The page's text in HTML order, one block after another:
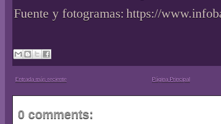
Fuente y fotogramas: https://
Entrada más reciente Página Principal
0 comments: